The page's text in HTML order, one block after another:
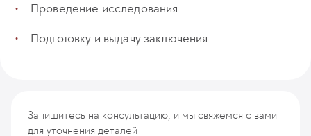
Проведение исследования
Подготовку и выдачу заключения
Запишитесь на консультацию, и мы свяжемся с вами
для уточнения деталей